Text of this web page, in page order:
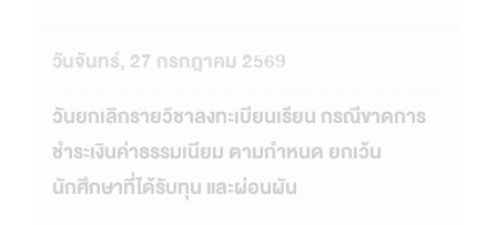
วันจันทร์, 27 กรกฎาคม 2569
วันยกเลิกรายวิชาลงทะเบียนเรียน กรณีขาดการ
ชำระเงินค่าธรรมเนียม ตามกำหนด ยกเว้น
นักศึกษาที่ได้รับทุน และผ่อนผัน